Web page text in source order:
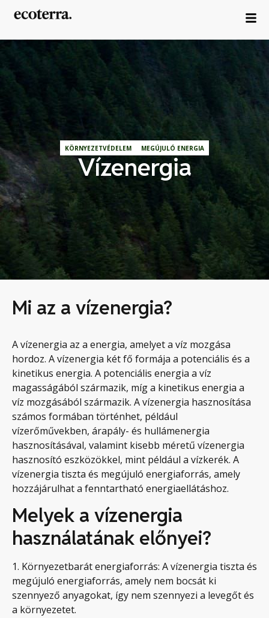
KÖRNYEZETVÉDELEM MEGÚJULÓ ENERGIA
Vízenergia
Mi az a vízenergia?
A vízenergia az a energia, amelyet a víz mozgása
hordoz. A vízenergia két fő formája a potenciális és a
kinetikus energia. A potenciális energia a víz
magasságából származik, míg a kinetikus energia a
víz mozgásából származik. A vízenergia hasznosítása
számos formában történhet, például
vízerőművekben, árapály- és hullámenergia
hasznosításával, valamint kisebb méretű vízenergia
hasznosító eszközökkel, mint például a vízkerék. A
vízenergia tiszta és megújuló energiaforrás, amely
hozzájárulhat a fenntartható energiaellátáshoz.
Melyek a vízenergia
használatának előnyei?
1. Környezetbarát energiaforrás: A vízenergia tiszta és
megújuló energiaforrás, amely nem bocsát ki
szennyező anyagokat, így nem szennyezi a levegőt és
a környezetet.